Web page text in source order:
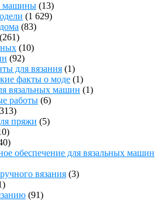
машины (13)
(1 629)
(83)
(261)
(10)
(92)
для вязания (1)
факты о моде (1)
вязальных машин (1)
работы (6)
пряжи (5)
обеспечение для вязальных машин
вязания (3)
(91)